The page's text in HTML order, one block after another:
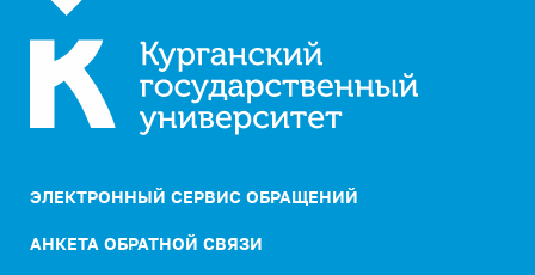
ЭЛЕКТРОННЫЙ СЕРВИС ОБРАЩЕНИЙ
АНКЕТА ОБРАТНОЙ СВЯЗИ